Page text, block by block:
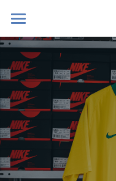
Home
Blog
Contact
Zoeken